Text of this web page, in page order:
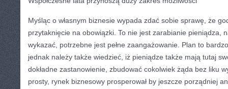
Myśląc o własnym biznesie wypada zdać sobie sprawę, że
przytaknięcie na obowiązki. To nie jest zarabianie pieniądza,
wykazać, potrzebne jest pełne zaangażowanie. Plan to
jednak należy także wiedzieć, iż pieniądze także mają tutaj
dokładne zastanowienie, zbudować cokolwiek żąda bez liku
prosty, rynek biznesowy prosperował by jeszcze porządniej